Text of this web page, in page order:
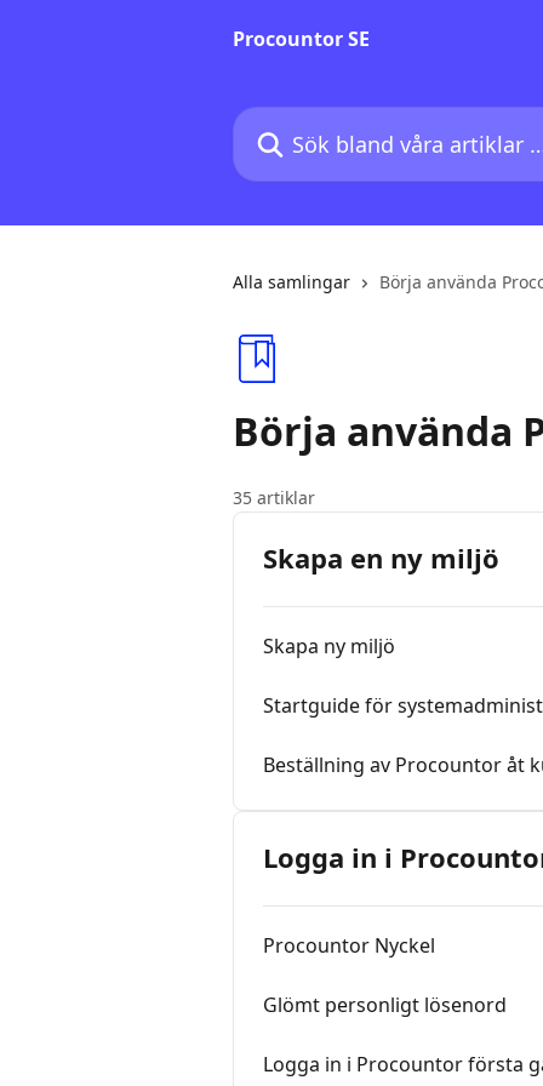
Procountor SE
Sök bland våra artiklar …
Alla samlingar Börja använda
Börja använda
35 artiklar
Skapa en ny miljö
Skapa ny miljö
Startguide för
Beställning av Procountor åt
Logga in i
Procountor Nyckel
Glömt personligt lösenord
Logga in i Procountor första